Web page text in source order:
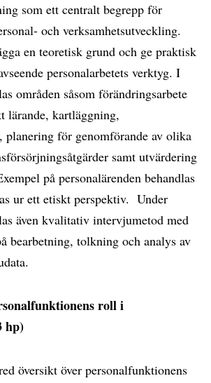
som ett centralt begrepp för
och verksamhetsutveckling.
en teoretisk grund och ge praktisk
personalarbetets verktyg. I
områden såsom förändringsarbete
lärande, kartläggning,
planering för genomförande av olika
samt utvärdering
på personalärenden behandlas
ur ett etiskt perspektiv. Under
även kvalitativ intervjumetod med
bearbetning, tolkning och analys av
roll i
hp)
översikt över personalfunktionens